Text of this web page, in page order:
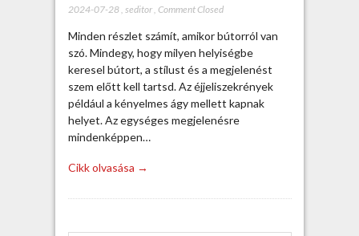
2024-07-28, seditor, Comment Closed
Minden részlet számít, amikor bútorról van
szó. Mindegy, hogy milyen helyiségbe
keresel bútort, a stílust és a megjelenést
szem előtt kell tartsd. Az éjjeliszekrények
például a kényelmes ágy mellett kapnak
helyet. Az egységes megjelenésre
mindenképpen…
Cikk olvasása →